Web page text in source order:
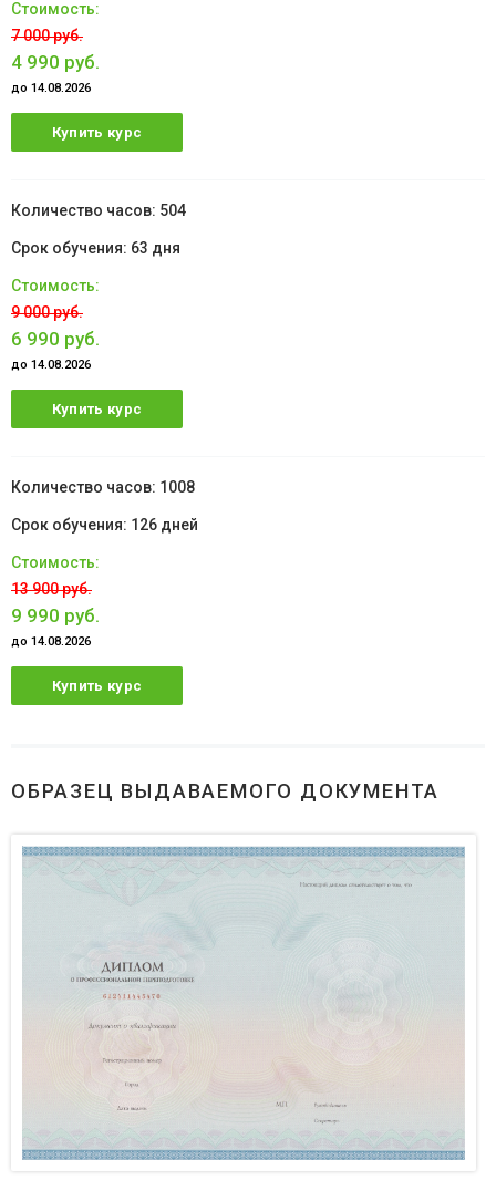
7 000 руб.
4 990 руб.
до 14.08.2026
Купить курс
504
63 дня
9 000 руб.
6 990 руб.
до 14.08.2026
Купить курс
1008
126 дней
13 900 руб.
9 990 руб.
до 14.08.2026
Купить курс
ОБРАЗЕЦ ВЫДАВАЕМОГО ДОКУМЕНТА